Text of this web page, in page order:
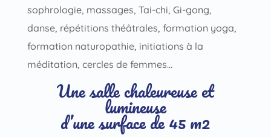
sophrologie, massages, Tai-chi, Gi-gong,
danse, répétitions théâtrales, formation yoga,
formation naturopathie, initiations à la
méditation, cercles de femmes…
Une salle chaleureuse et
lumineuse
d’une surface de 45 m2